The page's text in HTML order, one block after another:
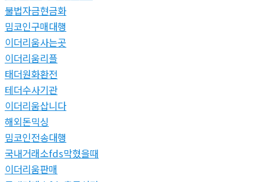
불법자금현금화
밈코인구매대행
이더리움사는곳
이더리움리플
태더원화환전
테더수사기관
이더리움삽니다
해외돈믹싱
밈코인전송대행
국내거래소fds막혔을때
이더리움판매